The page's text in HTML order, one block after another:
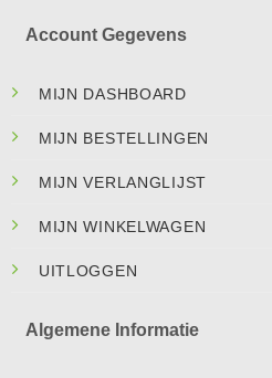
Account Gegevens
MIJN DASHBOARD
MIJN BESTELLINGEN
MIJN VERLANGLIJST
MIJN WINKELWAGEN
UITLOGGEN
Algemene Informatie